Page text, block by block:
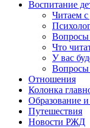
Воспитание
Читаем с
Вопросы
Что
У вас
Вопросы
Отношения
Колонка
Образование
Путешествия
Новости РЖД